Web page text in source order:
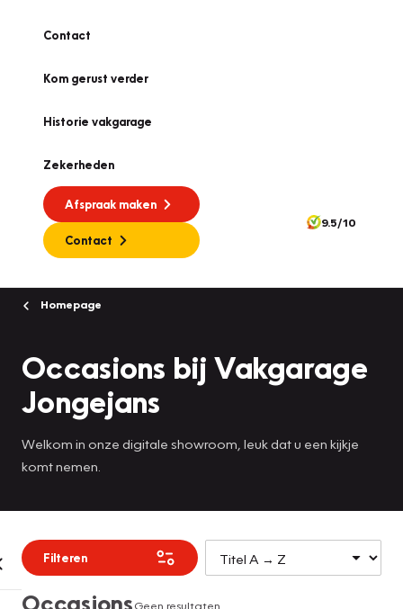
Contact
Kom gerust verder
Historie vakgarage
Zekerheden
Afspraak maken
Contact
9.5/10
Homepage
Occasions bij Vakgarage
Jongejans
Welkom in onze digitale showroom, leuk dat u een kijkje
komt nemen.
Filteren
OccasionsGeen resultaten